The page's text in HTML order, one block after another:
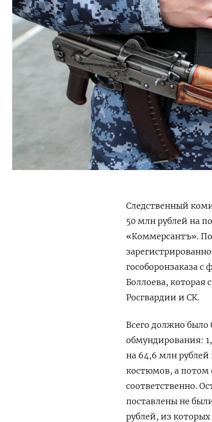
Следственный
50 млн рублей на
«Коммерсантъ».
гособоронзаказа
Боллоева, которая
Росгвардии и СК.
Всего должно было
обмундирования:
на 64,6 млн рублей
костюмов, а потом
соответственно.
поставлены не
рублей, из